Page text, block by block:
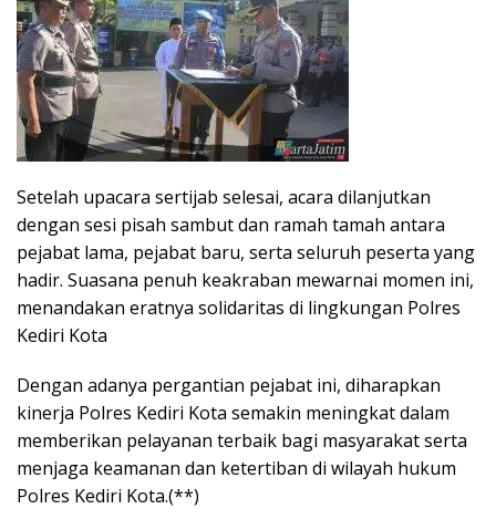
Setelah upacara sertijab selesai, acara dilanjutkan
dengan sesi pisah sambut dan ramah tamah antara
pejabat lama, pejabat baru, serta seluruh peserta yang
hadir. Suasana penuh keakraban mewarnai momen ini,
menandakan eratnya solidaritas di lingkungan Polres
Kediri Kota
Dengan adanya pergantian pejabat ini, diharapkan
kinerja Polres Kediri Kota semakin meningkat dalam
memberikan pelayanan terbaik bagi masyarakat serta
menjaga keamanan dan ketertiban di wilayah hukum
Polres Kediri Kota.(**)